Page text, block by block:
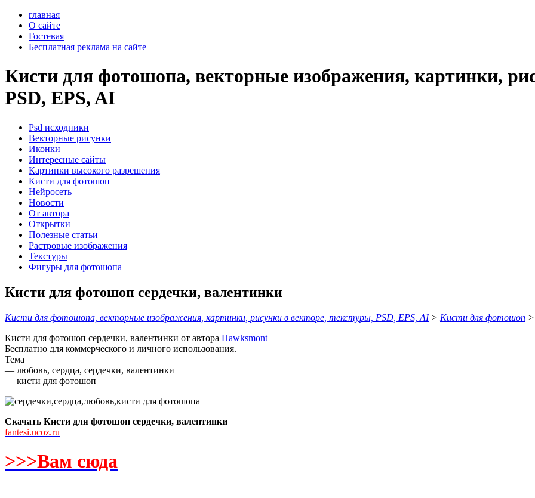
главная
О сайте
Гостевая
Бесплатная реклама на сайте
Кисти для фотошопа, векторные изображения, картинки,
PSD, EPS, AI
Psd исходники
Векторные рисунки
Иконки
Интересные сайты
Картинки высокого разрешения
Кисти для фотошоп
Нейросеть
Новости
От автора
Открытки
Полезные статьи
Растровые изображения
Текстуры
Фигуры для фотошопа
Кисти для фотошоп сердечки, валентинки
Кисти для фотошопа, векторные изображения, картинки, рисунки в векторе, текстуры, PSD, EPS, AI> Кисти для фотошоп
Кисти для фотошоп сердечки, валентинки от автора Hawksmont
Бесплатно для коммерческого и личного использования.
Тема
— любовь, сердца, сердечки, валентинки
— кисти для фотошоп
Скачать Кисти для фотошоп сердечки, валентинки
fantesi.ucoz.ru
>>>Вам сюда